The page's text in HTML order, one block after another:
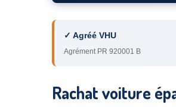
✓ Agréé VHU
Agrément PR 920001 B
Rachat voiture